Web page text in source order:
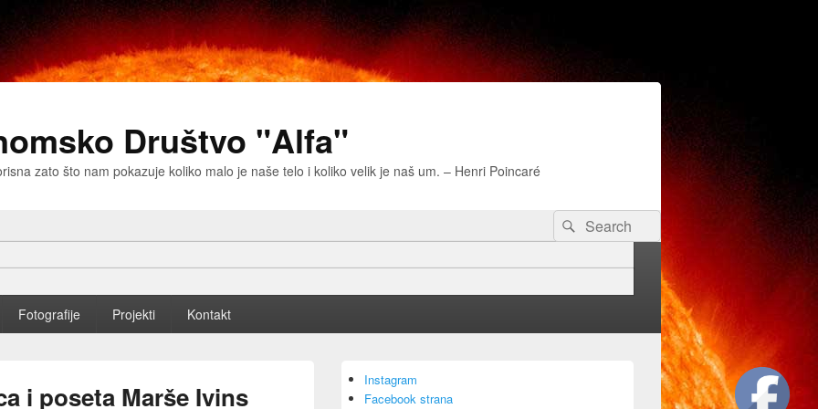
Društvo "Alfa"
zato što nam pokazuje koliko malo je naše telo i koliko velik je naš um. – Henri Poincaré
Search
for:
Search
Fotografije Projekti Kontakt
i poseta Marše Ivins
Sidebar
Widget
Instagram
Facebook strana